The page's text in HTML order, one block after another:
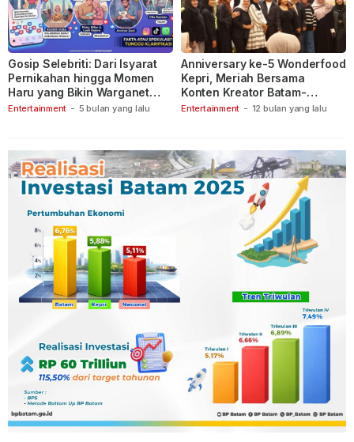
Entertainment - 5 bulan yang lalu
Gosip Selebriti: Dari Isyarat
Pernikahan hingga Momen
Haru yang Bikin Warganet
Berspekulasi
Entertainment - 12 bulan yang lalu
Anniversary ke-5 Wonderfood
Kepri, Meriah Bersama
Konten Kreator Batam-
Tanjungpinang